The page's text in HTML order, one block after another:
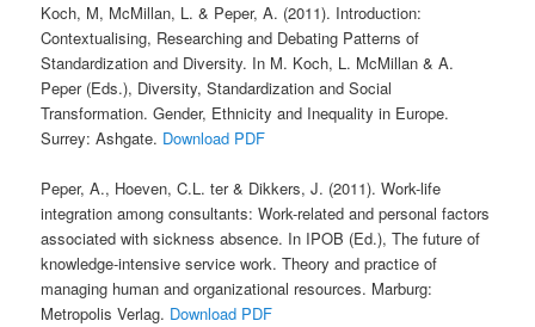
Koch, M, McMillan, L. & Peper, A. (2011). Introduction:
Contextualising, Researching and Debating Patterns of
Standardization and Diversity. In M. Koch, L. McMillan & A.
Peper (Eds.), Diversity, Standardization and Social
Transformation. Gender, Ethnicity and Inequality in Europe.
Surrey: Ashgate. Download PDF
Peper, A., Hoeven, C.L. ter & Dikkers, J. (2011). Work-life
integration among consultants: Work-related and personal factors
associated with sickness absence. In IPOB (Ed.), The future of
knowledge-intensive service work. Theory and practice of
managing human and organizational resources. Marburg:
Metropolis Verlag. Download PDF